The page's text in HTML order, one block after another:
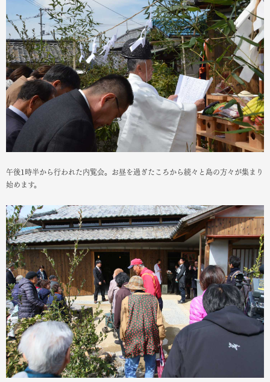
午後1時半から行われた内覧会。お昼を過ぎたころから続々と島の方々が集まり
始めます。